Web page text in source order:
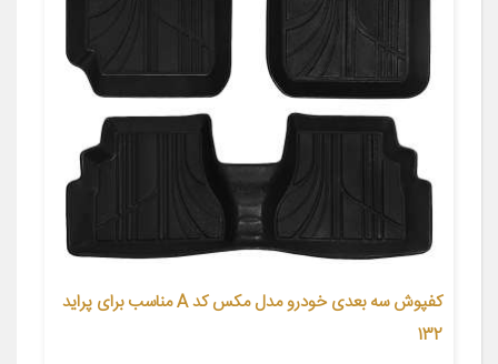
کفپوش سه بعدی خودرو مدل مکس کد A مناسب برای پراید
132